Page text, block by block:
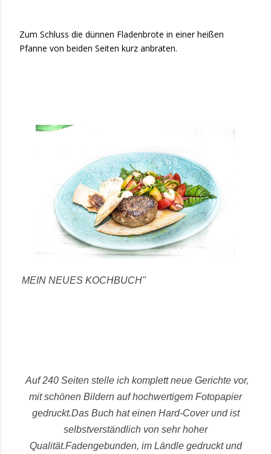
Zum Schluss die dünnen Fladenbrote in einer heißen
Pfanne von beiden Seiten kurz anbraten.
MEIN NEUES KOCHBUCH"
Auf 240 Seiten stelle ich komplett neue Gerichte vor,
mit schönen Bildern auf hochwertigem Fotopapier
gedruckt.Das Buch hat einen Hard-Cover und ist
selbstverständlich von sehr hoher
Qualität.Fadengebunden, im Ländle gedruckt und